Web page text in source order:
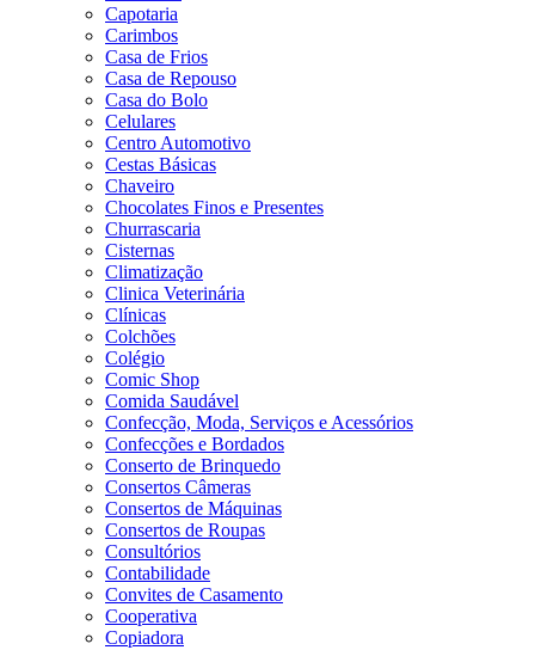
Capotaria
Carimbos
Casa de Frios
Casa de Repouso
Casa do Bolo
Celulares
Centro Automotivo
Cestas Básicas
Chaveiro
Chocolates Finos e Presentes
Churrascaria
Cisternas
Climatização
Clinica Veterinária
Clínicas
Colchões
Colégio
Comic Shop
Comida Saudável
Confecção, Moda, Serviços e Acessórios
Confecções e Bordados
Conserto de Brinquedo
Consertos Câmeras
Consertos de Máquinas
Consertos de Roupas
Consultórios
Contabilidade
Convites de Casamento
Cooperativa
Copiadora